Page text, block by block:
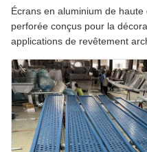
Écrans en aluminium de
perforée conçus pour la
applications de revêtement